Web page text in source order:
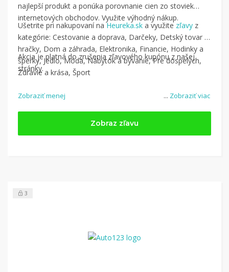
... Zobraziť viac
najlepší produkt a ponúka porovnanie cien zo stoviek
internetových obchodov. Využite výhodný nákup.
Ušetrite pri nakupovaní naHeureka.sk a využite zľavy z
kategórie: Cestovanie a doprava, Darčeky, Detský tovar a
hračky, Dom a záhrada, Elektronika, Financie, Hodinky a
šperky, Jedlo, Móda, Nábytok a bývanie, Pre dospelých,
Zdravie a krása, Šport
Akcia je platná do zrušenia zľavového kupónu z našej
stránky.
Zobraziť menej
Zobraz zľavu
3